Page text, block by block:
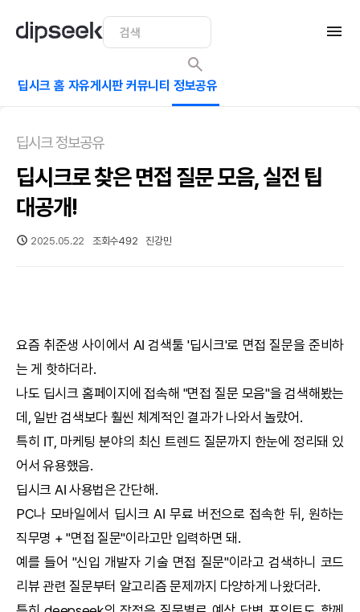
딥시크 홈 자유게시판 커뮤니티 정보공유
딥시크 정보공유
딥시크로 찾은 면접 질문 모음, 실전 팁
대공개!
2025.05.22 조회수492 진강민
요즘 취준생 사이에서 AI 검색툴 '딥시크'로 면접 질문을 준비하
는 게 핫하더라.
나도 딥시크 홈페이지에 접속해 "면접 질문 모음"을 검색해봤는
데, 일반 검색보다 훨씬 체계적인 결과가 나와서 놀랐어.
특히 IT, 마케팅 분야의 최신 트렌드 질문까지 한눈에 정리돼 있
어서 유용했음.
딥시크 AI 사용법은 간단해.
PC나 모바일에서 딥시크 AI 무료 버전으로 접속한 뒤, 원하는
직무명 + "면접 질문"이라고만 입력하면 돼.
예를 들어 "신입 개발자 기술 면접 질문"이라고 검색하니 코드
리뷰 관련 질문부터 알고리즘 문제까지 다양하게 나왔더라.